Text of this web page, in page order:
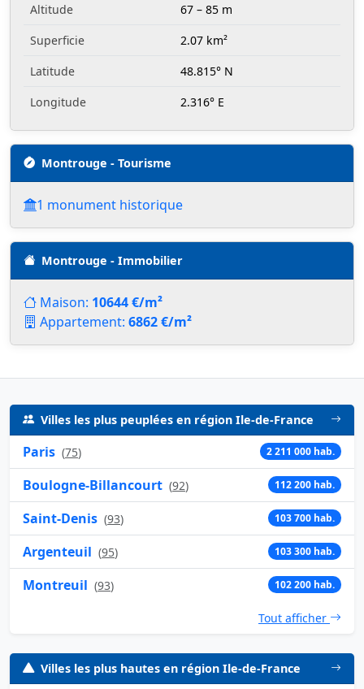
Altitude
67 – 85 m
Superficie
2.07 km²
Latitude
48.815° N
Longitude
2.316° E
Montrouge - Tourisme
1 monument historique
Montrouge - Immobilier
Maison: 10644 €/m²
Appartement: 6862 €/m²
Villes les plus peuplées en région Ile-de-France
Paris (75) 2 211 000 hab.
Boulogne-Billancourt (92) 112 200 hab.
Saint-Denis (93) 103 700 hab.
Argenteuil (95) 103 300 hab.
Montreuil (93) 102 200 hab.
Tout afficher
Villes les plus hautes en région Ile-de-France